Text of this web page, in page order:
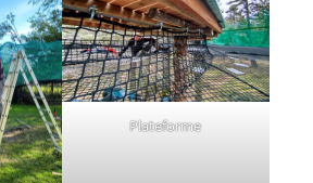
Plateforme